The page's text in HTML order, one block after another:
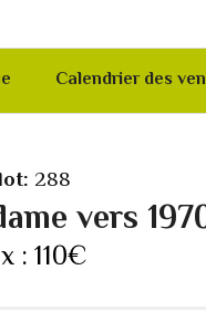
Calendrier des
288
vers
:110€